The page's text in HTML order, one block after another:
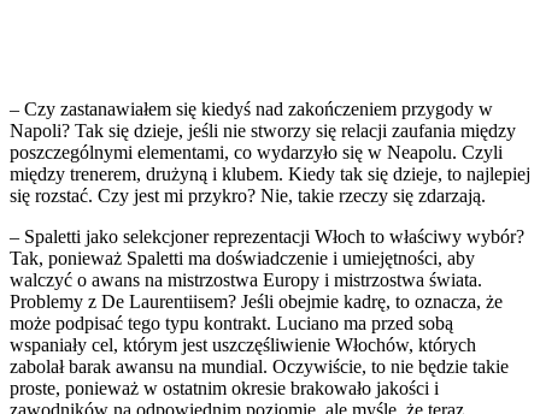
– Czy zastanawiałem się kiedyś nad zakończeniem przygody w
Napoli? Tak się dzieje, jeśli nie stworzy się relacji zaufania między
poszczególnymi elementami, co wydarzyło się w Neapolu. Czyli
między trenerem, drużyną i klubem. Kiedy tak się dzieje, to najlepiej
się rozstać. Czy jest mi przykro? Nie, takie rzeczy się zdarzają.
– Spaletti jako selekcjoner reprezentacji Włoch to właściwy wybór?
Tak, ponieważ Spaletti ma doświadczenie i umiejętności, aby
walczyć o awans na mistrzostwa Europy i mistrzostwa świata.
Problemy z De Laurentiisem? Jeśli obejmie kadrę, to oznacza, że
może podpisać tego typu kontrakt. Luciano ma przed sobą
wspaniały cel, którym jest uszczęśliwienie Włochów, których
zabolał barak awansu na mundial. Oczywiście, to nie będzie takie
proste, ponieważ w ostatnim okresie brakowało jakości i
zawodników na odpowiednim poziomie, ale myślę, że teraz